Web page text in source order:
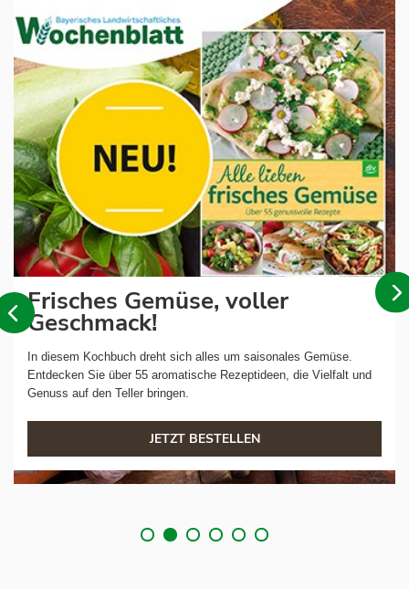
Frisches Gemüse, voller
Geschmack!
In diesem Kochbuch dreht sich alles um saisonales Gemüse.
Entdecken Sie über 55 aromatische Rezeptideen, die Vielfalt und
Genuss auf den Teller bringen.
JETZT BESTELLEN